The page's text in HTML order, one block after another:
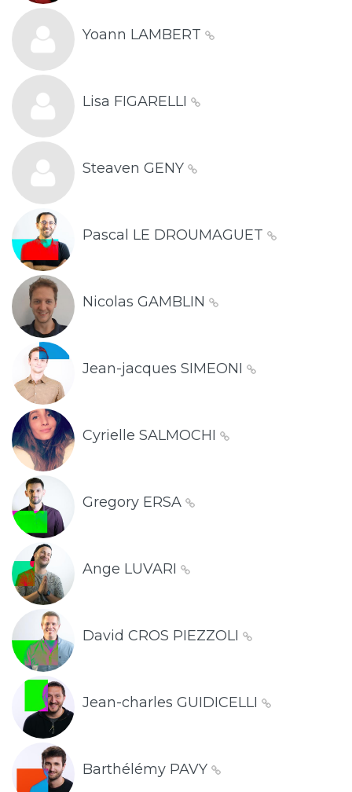
Yoann LAMBERT
Lisa FIGARELLI
Steaven GENY
Pascal LE DROUMAGUET
Nicolas GAMBLIN
Jean-jacques SIMEONI
Cyrielle SALMOCHI
Gregory ERSA
Ange LUVARI
David CROS PIEZZOLI
Jean-charles GUIDICELLI
Barthélémy PAVY